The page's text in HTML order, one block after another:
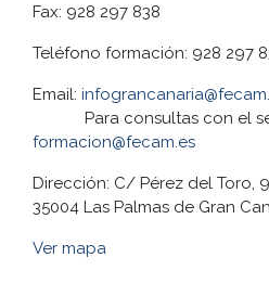
Fax: 928 297 838
Teléfono formación: 928 297
Email:
Para consultas con el
formacion@fecam.es
Dirección: C/ Pérez del Toro,
35004 Las Palmas de Gran
Ver mapa